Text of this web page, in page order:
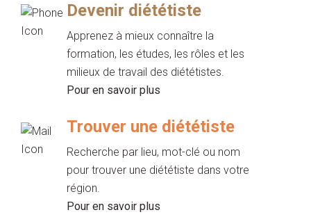
Devenir diététiste
Apprenez à mieux connaître la
formation, les études, les rôles et les
milieux de travail des diététistes.
Pour en savoir plus
Trouver une diététiste
Recherche par lieu, mot-clé ou nom
pour trouver une diététiste dans votre
région.
Pour en savoir plus